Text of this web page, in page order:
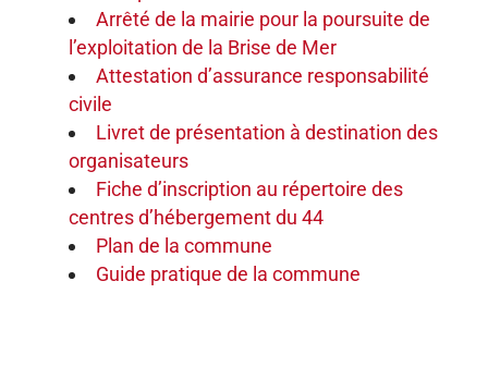
Arrêté de la mairie pour la poursuite de
l’exploitation de la Brise de Mer
Attestation d’assurance responsabilité
civile
Livret de présentation à destination des
organisateurs
Fiche d’inscription au répertoire des
centres d’hébergement du 44
Plan de la commune
Guide pratique de la commune